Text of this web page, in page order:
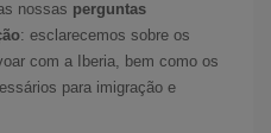
nossas perguntas
: esclarecemos sobre os
com a Iberia, bem como os
para imigração e